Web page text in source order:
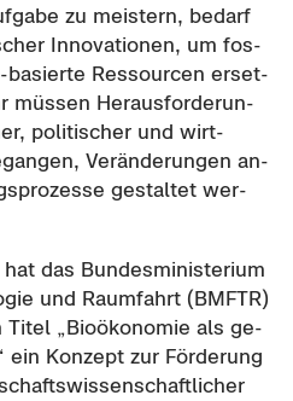
zu meis­tern, be­darf
In­no­va­tio­nen, um fos­
​basierte Res­sour­cen er­set­
müs­sen Her­aus­for­de­run­
po­li­ti­scher und wirt­
Ver­än­de­run­gen an­
ge­stal­tet wer­
das Bun­des­mi­nis­te­ri­um
und Raum­fahrt (BMFTR)
Titel „Bio­öko­no­mie als ge­
Kon­zept zur För­de­rung